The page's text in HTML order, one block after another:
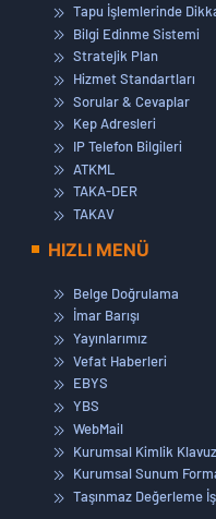
Tapu İşlemlerinde
Bilgi Edinme Sistemi
Stratejik Plan
Hizmet Standartları
Sorular & Cevaplar
Kep Adresleri
IP Telefon Bilgileri
ATKML
TAKA-DER
TAKAV
HIZLI MENÜ
Belge Doğrulama
İmar Barışı
Yayınlarımız
Vefat Haberleri
EBYS
YBS
WebMail
Kurumsal Kimlik
Kurumsal Sunum
Taşınmaz Değerleme